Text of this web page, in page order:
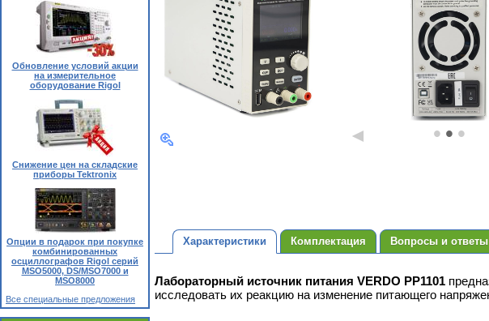
Обновление условий акции
на измерительное
оборудование Rigol
Снижение цен на складские
приборы Tektronix
Опции в подарок при покупке
комбинированных
осциллографов Rigol серий
MSO5000, DS/MSO7000 и
MSO8000
Все специальные предложения
• • •
◄
Характеристики Комплектация Вопросы и ответы
Лабораторный источник питания VERDO PP1101
исследовать их реакцию на изменение питающего